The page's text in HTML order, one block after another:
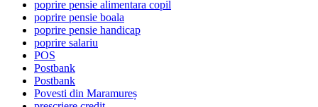
poprire pensie alimentara copil
poprire pensie boala
poprire pensie handicap
poprire salariu
POS
Postbank
Postbank
Povesti din Maramureș